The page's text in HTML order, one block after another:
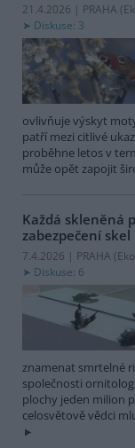
21.4.2026 | PRAHA (
Diskuse: 3
ovlivňuje výskyt
patří mezi citlivé
proběhne letos v
může opět zapojit
Každá skleněná
zabezpečení
7.4.2026 | PRAHA (
Diskuse: 6
znamenat smrtelné
společnosti
plochy jeden milion
celosvětově vědci